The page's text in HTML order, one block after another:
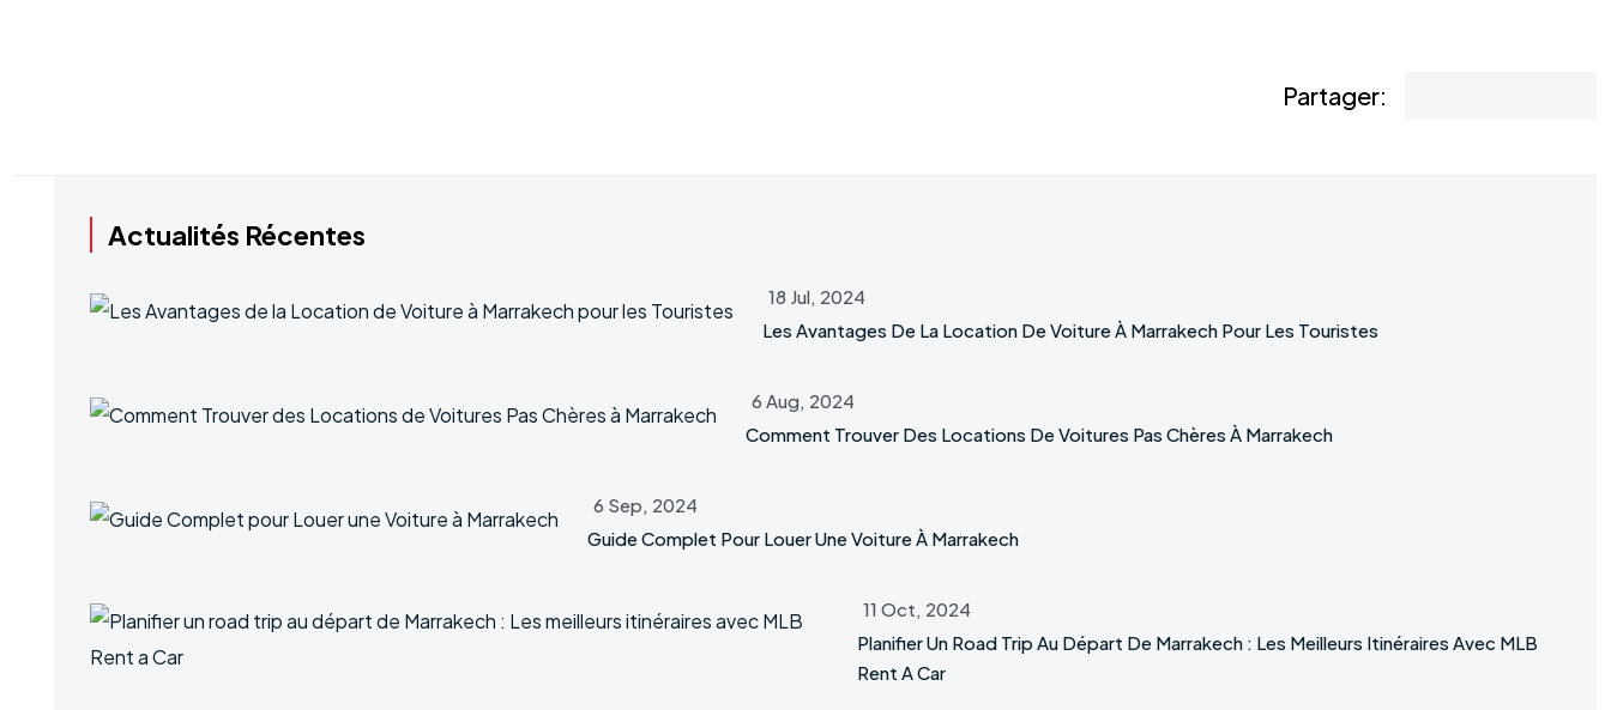
Partager:
Actualités Récentes
18 Jul, 2024
Les Avantages De La Location De Voiture À Marrakech Pour Les Touristes
6 Aug, 2024
Comment Trouver Des Locations De Voitures Pas Chères À Marrakech
6 Sep, 2024
Guide Complet Pour Louer Une Voiture À Marrakech
11 Oct, 2024
Planifier Un Road Trip Au Départ De Marrakech : Les Meilleurs Itinéraires Avec MLB
Rent A Car